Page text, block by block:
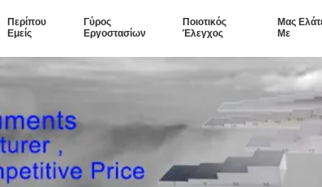
Περίπου
Εμείς
Γύρος
Εργοστασίων
Ποιοτικός
Έλεγχος
Μας
Με